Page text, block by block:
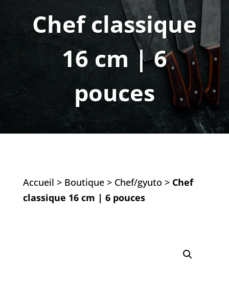
Chef classique
16 cm | 6
pouces
Accueil > Boutique> Chef/gyuto > Chef
classique 16 cm | 6 pouces